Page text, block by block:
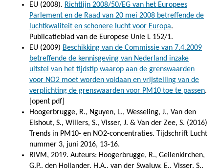
EU (2008). Richtlijn 2008/50/EG van het Europees
Parlement en de Raad van 20 mei 2008 betreffende de
luchtkwaliteit en schonere lucht voor Europa.
Publicatieblad van de Europese Unie L 152/1.
EU (2009) Beschikking van de Commissie van 7.4.2009
betreffende de kennisgeving van Nederland inzake
uitstel van het tijdstip waarop aan de grenswaarden
voor NO2 moet worden voldaan en vrijstelling van de
verplichting de grenswaarden voor PM10 toe te passen.
[opent pdf]
Hoogerbrugge, R., Nguyen, L., Wesseling, J., Van den
Elshout, S., Willers, S., Visser, J. & Van der Zee, S. (2016)
Trends in PM10- en NO2-concentraties. Tijdschrift Lucht
nummer 3, juni 2016, 13-16.
RIVM, 2019. Auteurs: Hoogerbrugge, R., Geilenkirchen,
G.P., den Hollander, H.A., van der Swaluw, E., Visser, S.,